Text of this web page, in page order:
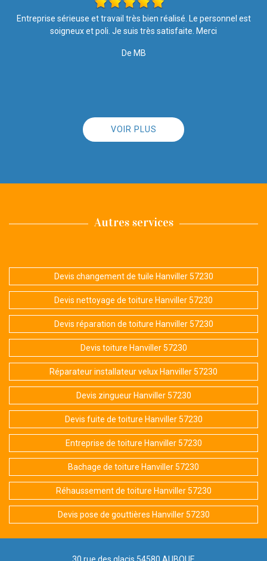
Je recommande au top !!
VOIR PLUS
Autres services
Devis changement de tuile Hanviller 57230
Devis nettoyage de toiture Hanviller 57230
Devis réparation de toiture Hanviller 57230
Devis toiture Hanviller 57230
Réparateur installateur velux Hanviller 57230
Devis zingueur Hanviller 57230
Devis fuite de toiture Hanviller 57230
Entreprise de toiture Hanviller 57230
Bachage de toiture Hanviller 57230
Réhaussement de toiture Hanviller 57230
Devis pose de gouttières Hanviller 57230